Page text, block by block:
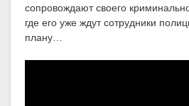
сопровождают своего
где его уже ждут сотрудники
плану…